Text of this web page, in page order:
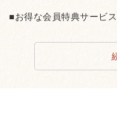
■お得な会員特典サービ